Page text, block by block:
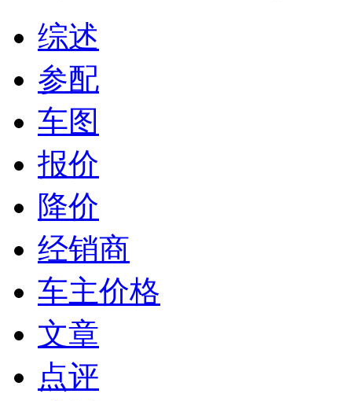
综述
参配
车图
报价
降价
经销商
车主价格
文章
点评